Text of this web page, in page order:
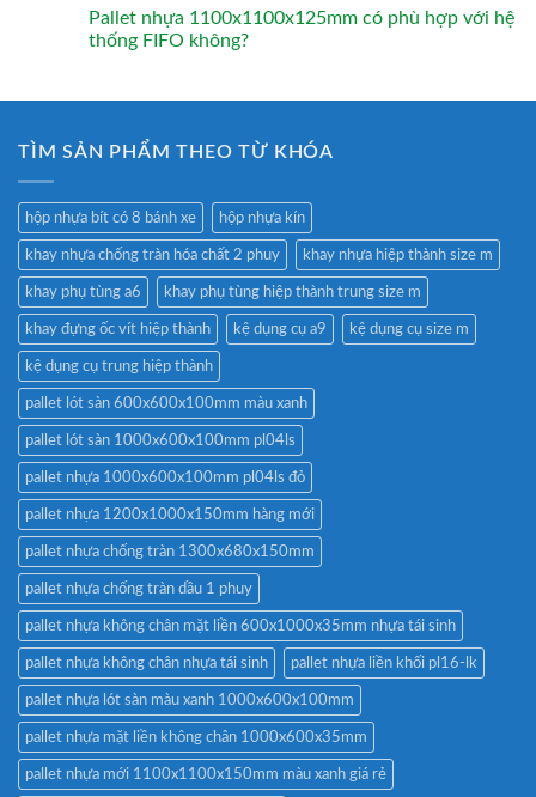
Pallet nhựa 1100x1100x125mm có phù hợp với hệ
thống FIFO không?
TÌM SẢN PHẨM THEO TỪ KHÓA
hộp nhựa bít có 8 bánh xe hộp nhựa kín
khay nhựa chống tràn hóa chất 2 phuy khay nhựa hiệp thành size m
khay phụ tùng a6 khay phụ tùng hiệp thành trung size m
khay đựng ốc vít hiệp thành kệ dụng cụ a9 kệ dụng cụ size m
kệ dụng cụ trung hiệp thành
pallet lót sàn 600x600x100mm màu xanh
pallet lót sàn 1000x600x100mm pl04ls
pallet nhựa 1000x600x100mm pl04ls đỏ
pallet nhựa 1200x1000x150mm hàng mới
pallet nhựa chống tràn 1300x680x150mm
pallet nhựa chống tràn dầu 1 phuy
pallet nhựa không chân mặt liền 600x1000x35mm nhựa tái sinh
pallet nhựa không chân nhựa tái sinh pallet nhựa liền khối pl16-lk
pallet nhựa lót sàn màu xanh 1000x600x100mm
pallet nhựa mặt liền không chân 1000x600x35mm
pallet nhựa mới 1100x1100x150mm màu xanh giá rẻ